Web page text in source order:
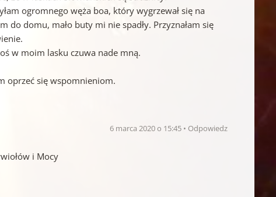
ogromnego węża boa, który wygrzewał się na
do domu, mało buty mi nie spadły. Przyznałam się
w moim lasku czuwa nade mną.
oprzeć się wspomnieniom.
6 marca 2020 o 15:45 Odpowiedz
i Mocy